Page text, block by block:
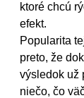
ktoré chcú
efekt.
Popularita
preto, že
výsledok už
niečo, čo